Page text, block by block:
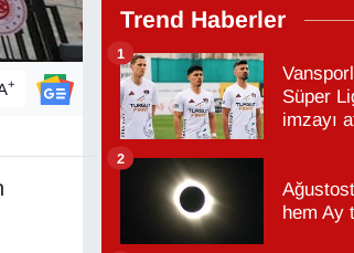
+
Trend Haberler
Süper
imzayı
1
hem Ay
2